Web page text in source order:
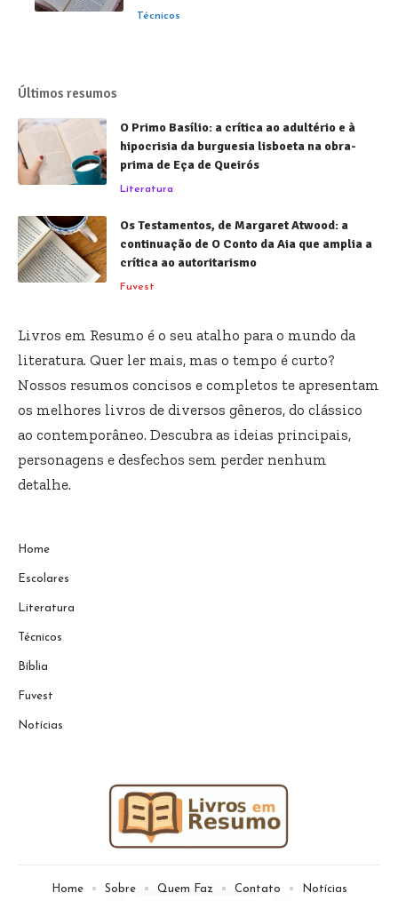
Técnicos
Últimos resumos
O Primo Basílio: a crítica ao adultério e à
hipocrisia da burguesia lisboeta na obra-
prima de Eça de Queirós
Literatura
Os Testamentos, de Margaret Atwood: a
continuação de O Conto da Aia que amplia a
crítica ao autoritarismo
Fuvest
Livros em Resumo é o seu atalho para o mundo da
literatura. Quer ler mais, mas o tempo é curto?
Nossos resumos concisos e completos te apresentam
os melhores livros de diversos gêneros, do clássico
ao contemporâneo. Descubra as ideias principais,
personagens e desfechos sem perder nenhum
detalhe.
Home
Escolares
Literatura
Técnicos
Bíblia
Fuvest
Notícias
Home Sobre Quem Faz Contato Notícias